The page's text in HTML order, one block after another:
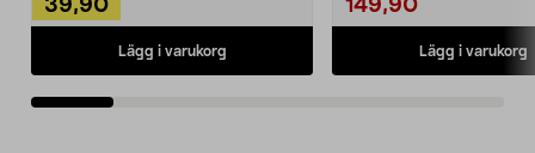
39,90
Lägg i varukorg
149,90
Lägg i varukorg